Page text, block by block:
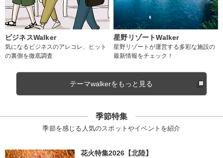
ビジネスWalker
気になるビジネスのアレコレ、ヒット
の裏側を徹底調査
星野リゾートWalker
星野リゾートが運営する多彩な施設の
最新情報をチェック！
テーマwalkerをもっと見る
季節特集
季節を感じる人気のスポットやイベントを紹介
花火特集2026【北陸】